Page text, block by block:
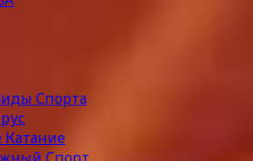
Спорта
Катание